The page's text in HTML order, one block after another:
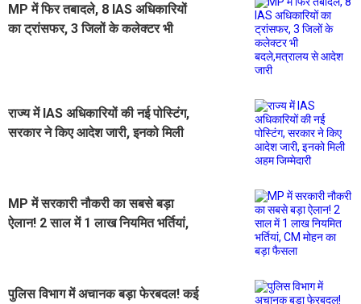
MP में फिर तबादले, 8 IAS अधिकारियों
का ट्रांसफर, 3 जिलों के कलेक्टर भी
राज्य में IAS अधिकारियों की नई पोस्टिंग,
सरकार ने किए आदेश जारी, इनको मिली
MP में सरकारी नौकरी का सबसे बड़ा
ऐलान! 2 साल में 1 लाख नियमित भर्तियां,
पुलिस विभाग में अचानक बड़ा फेरबदल! कई